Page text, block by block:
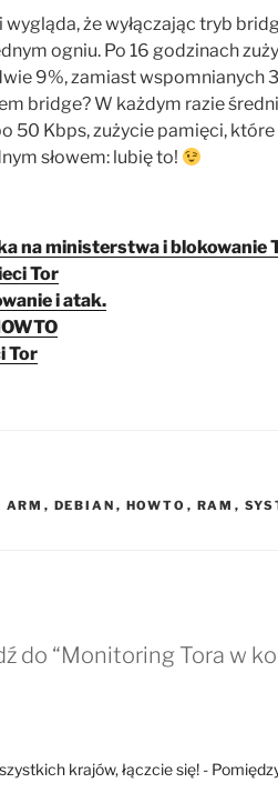
wygląda, że wyłączając tryb
ogniu. Po 16 godzinach
9%, zamiast wspomnianych
bridge? W każdym razie
50 Kbps, zużycie pamięci,
słowem: lubię to!
na ministerstwa i blokowanie
Tor
i atak.
Tor
ARM , DEBIAN , HOWTO , RAM ,
do “Monitoring Tora w
krajów, łączcie się! -